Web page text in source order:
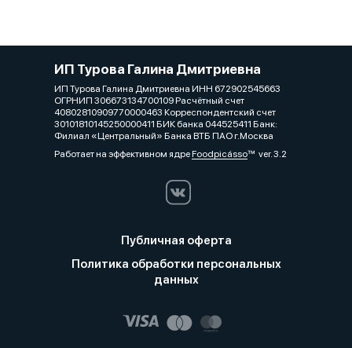
ИП Турова Галина Дмитриевна
ИП Турова Галина Дмитриевна ИНН 672902545663
ОГРНИП 306673134700109 Расчётный счет
40802810909770000463 Корреспондентский счет
30101810145250000411 БИК банка 044525411 Банк:
Филиал «Центральный» Банка ВТБ ПАО г.Москва
Работает на эффективном ядреFoodpicássover. 3.2
Публичная оферта
Политика обработки персональных
данных